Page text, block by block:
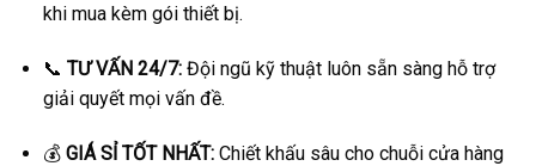
khi mua kèm gói thiết bị.
📞 TƯ VẤN 24/7:Đội ngũ kỹ thuật luôn sẵn sàng hỗ trợ
giải quyết mọi vấn đề.
💰 GIÁ SỈ TỐT NHẤT:Chiết khấu sâu cho chuỗi cửa hàng